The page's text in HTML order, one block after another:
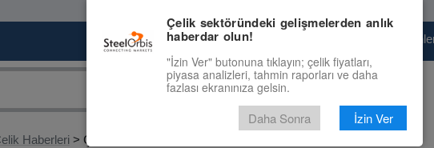
Pazaryeri Fiyat
Haberleri > Çin’de...
Çelik sektöründeki gelişmelerden anlık
haberdar olun!
"İzin Ver" butonuna tıklayın; çelik fiyatları,
piyasa analizleri, tahmin raporları ve daha
fazlası ekranınıza gelsin.
Daha Sonra İzin Ver